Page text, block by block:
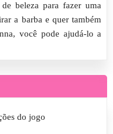
beleza para fazer uma
a barba e quer também
você pode ajudá-lo a
do jogo